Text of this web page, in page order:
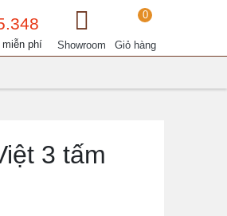
0
Giỏ hàng
Showroom
phí
3 tấm